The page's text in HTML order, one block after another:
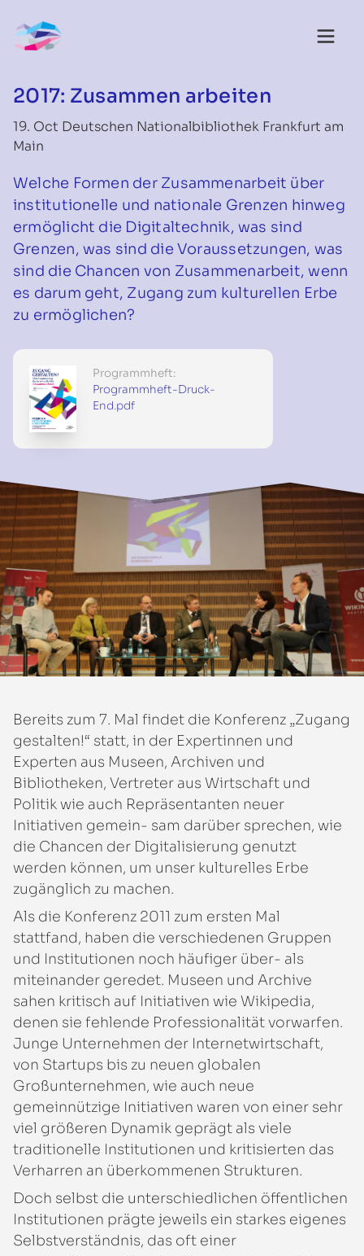
2017: Zusammen arbeiten
19. Oct Deutschen Nationalbibliothek Frankfurt am
Main
Welche Formen der Zusammenarbeit über
institutionelle und nationale Grenzen hinweg
ermöglicht die Digitaltechnik, was sind
Grenzen, was sind die Voraussetzungen, was
sind die Chancen von Zusammenarbeit, wenn
es darum geht, Zugang zum kulturellen Erbe
zu ermöglichen?
Programmheft:
Programmheft-Druck-
End.pdf
Bereits zum 7. Mal findet die Konferenz „Zugang
gestalten!“ statt, in der Expertinnen und
Experten aus Museen, Archiven und
Bibliotheken, Vertreter aus Wirtschaft und
Politik wie auch Repräsentanten neuer
Initiativen gemein- sam darüber sprechen, wie
die Chancen der Digitalisierung genutzt
werden können, um unser kulturelles Erbe
zugänglich zu machen.
Als die Konferenz 2011 zum ersten Mal
stattfand, haben die verschiedenen Gruppen
und Institutionen noch häufiger über- als
miteinander geredet. Museen und Archive
sahen kritisch auf Initiativen wie Wikipedia,
denen sie fehlende Professionalität vorwarfen.
Junge Unternehmen der Internetwirtschaft,
von Startups bis zu neuen globalen
Großunternehmen, wie auch neue
gemeinnützige Initiativen waren von einer sehr
viel größeren Dynamik geprägt als viele
traditionelle Institutionen und kritisierten das
Verharren an überkommenen Strukturen.
Doch selbst die unterschiedlichen öffentlichen
Institutionen prägte jeweils ein starkes eigenes
Selbstverständnis, das oft einer